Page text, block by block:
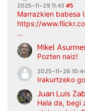
2025-11-29 11:43 #5
Marrazkien babesa
https://
...
Mikel
Pozten naiz!
2025-11-26
Irakurtzeko
Juan Luis
Hala da, begi